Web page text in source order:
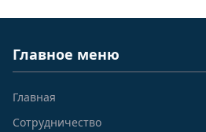
Главное меню
Главная
Сотрудничество